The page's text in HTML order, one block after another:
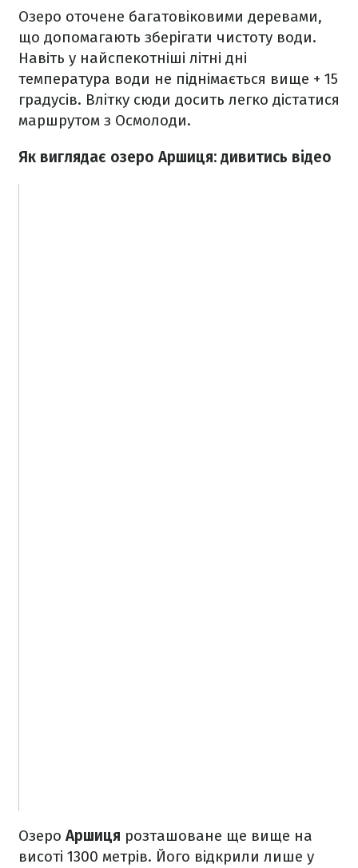
Озеро оточене багатовіковими деревами,
що допомагають зберігати чистоту води.
Навіть у найспекотніші літні дні
температура води не піднімається вище + 15
градусів. Влітку сюди досить легко дістатися
маршрутом з Осмолоди.
Як виглядає озеро Аршиця: дивитись відео
Озеро Аршиця розташоване ще вище на
висоті 1300 метрів. Його відкрили лише у